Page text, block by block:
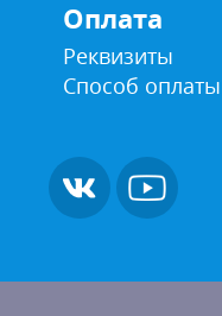
Оплата
Реквизиты
Способ оплаты